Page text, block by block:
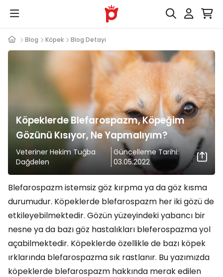
Blog Köpek Blog Detayı
Köpeklerde Blefarospazm, Köpeğim
Gözünü Kısıyor, Ne Yapmalıyım?
Veteriner Hekim Tuğba
Dağdelen
Güncelleme Tarihi:
03.05.2022
Blefarospazm istemsiz göz kırpma ya da göz kısma
durumudur. Köpeklerde blefarospazm her iki gözü de
etkileyebilmektedir. Gözün yüzeyindeki yabancı bir
nesne ya da bazı göz hastalıkları bleferospazma yol
açabilmektedir. Köpeklerde özellikle de bazı köpek
ırklarında blefarospazma sık rastlanır. Bu yazımızda
köpeklerde blefarospazm hakkında merak edilen